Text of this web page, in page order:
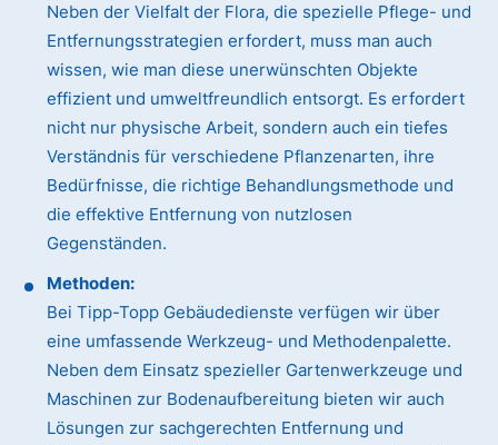
Neben der Vielfalt der Flora, die spezielle Pflege- und
Entfernungsstrategien erfordert, muss man auch
wissen, wie man diese unerwünschten Objekte
effizient und umweltfreundlich entsorgt. Es erfordert
nicht nur physische Arbeit, sondern auch ein tiefes
Verständnis für verschiedene Pflanzenarten, ihre
Bedürfnisse, die richtige Behandlungsmethode und
die effektive Entfernung von nutzlosen
Gegenständen.
Methoden:
Bei Tipp-Topp Gebäudedienste verfügen wir über
eine umfassende Werkzeug- und Methodenpalette.
Neben dem Einsatz spezieller Gartenwerkzeuge und
Maschinen zur Bodenaufbereitung bieten wir auch
Lösungen zur sachgerechten Entfernung und